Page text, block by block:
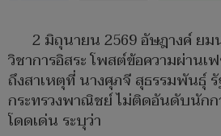
2 มิถุนายน 2569 อัษฎางค์ ยม
วิชาการอิสระ โพสต์ข้อความผ่านเ
ถึงสาเหตุที่ นางศุภจี สุธรรมพันธุ์
กระทรวงพาณิชย์ ไม่ติดอันดับนัก
โดดเด่น ระบุว่า